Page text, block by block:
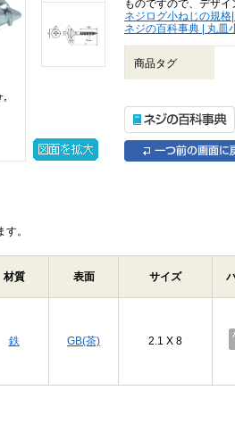
ものですので、デザ
ネジログ小ねじの規
ネジの百科事典 | 丸皿
商品タグ
。
材質 表面 サイズ
鉄 GB(茶) 2.1 X 8